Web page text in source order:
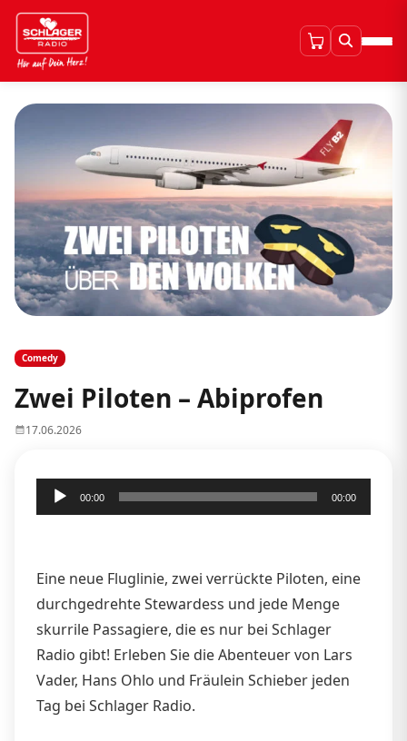
Comedy
Zwei Piloten – Abiprofen
17.06.2026
Audio-
Player
00:00 00:00
Eine neue Fluglinie, zwei verrückte Piloten, eine
durchgedrehte Stewardess und jede Menge
skurrile Passagiere, die es nur bei Schlager
Radio gibt! Erleben Sie die Abenteuer von Lars
Vader, Hans Ohlo und Fräulein Schieber jeden
Tag bei Schlager Radio.